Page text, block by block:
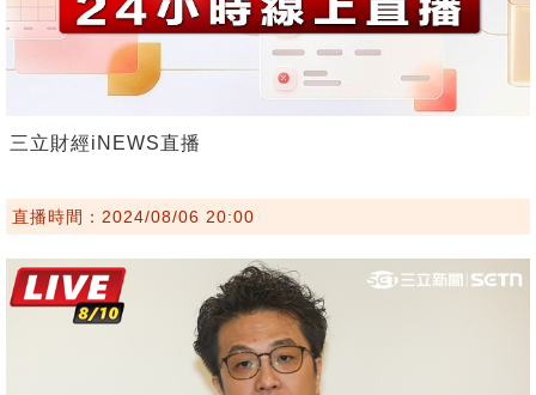
三立財經iNEWS直播
直播時間：2024/08/06 20:00